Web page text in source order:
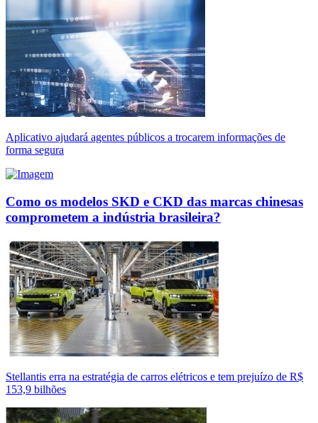
Aplicativo ajudará agentes públicos a trocarem informações de
forma segura
Como os modelos SKD e CKD das marcas chinesas
comprometem a indústria brasileira?
Stellantis erra na estratégia de carros elétricos e tem prejuízo de R$
153,9 bilhões